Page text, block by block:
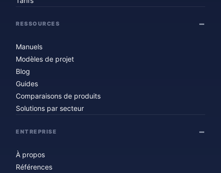
RESSOURCES
Manuels
Modèles de projet
Blog
Guides
Comparaisons de produits
Solutions par secteur
ENTREPRISE
À propos
Références